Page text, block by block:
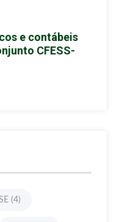
e contábeis
CFESS-
(4)